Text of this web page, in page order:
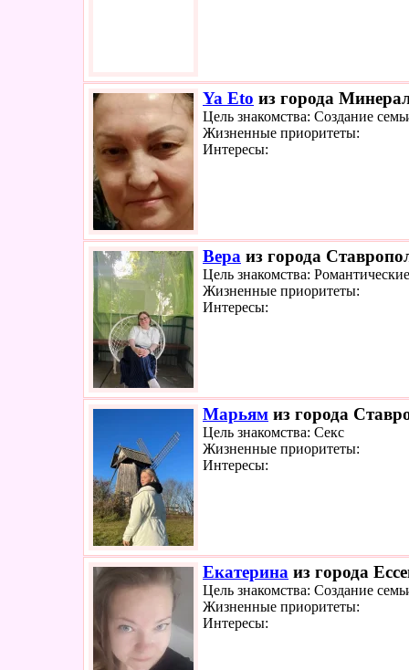
Ya Eto из города
Цель знакомства: Создание
Жизненные приоритеты:
Интересы:
Вера из города
Цель знакомства:
Жизненные приоритеты:
Интересы:
Марьям из города
Цель знакомства: Секс
Жизненные приоритеты:
Интересы:
Екатерина из города
Цель знакомства: Создание
Жизненные приоритеты:
Интересы: